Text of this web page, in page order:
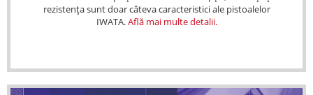
rezistența sunt doar câteva caracteristici ale pistoalelor
IWATA.Află mai multe detalii.